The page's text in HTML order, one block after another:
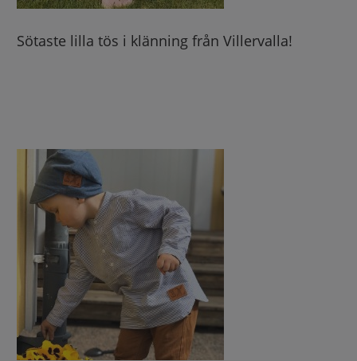
Sötaste lilla tös i klänning från Villervalla!